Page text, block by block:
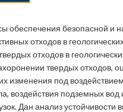
обеспечения безопасной и
отходов в
отходов в
твердых отходов,
изменения под воздействием
воздействия подземных вод
Дан анализ устойчивости